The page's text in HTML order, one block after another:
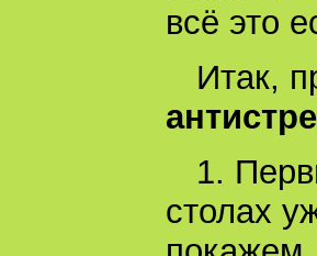
всё это
Итак,
1.
столах